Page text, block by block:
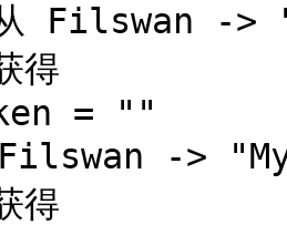
Filswan -
得
=
Filswan ->
得